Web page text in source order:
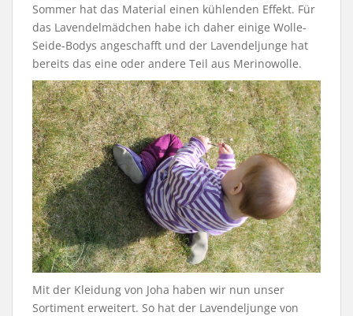
Sommer hat das Material einen kühlenden Effekt. Für
das Lavendelmädchen habe ich daher einige Wolle-
Seide-Bodys angeschafft und der Lavendeljunge hat
bereits das eine oder andere Teil aus Merinowolle.
Mit der Kleidung von Joha haben wir nun unser
Sortiment erweitert. So hat der Lavendeljunge von